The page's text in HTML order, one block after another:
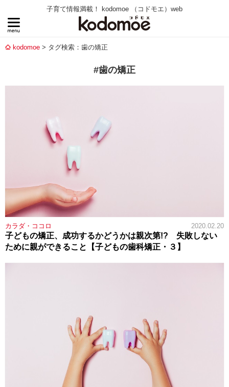
子育て情報満載！ kodomoe （コドモエ）web
kodomoe タグ検索：歯の矯正
#歯の矯正
カラダ・ココロ 2020.02.20
子どもの矯正、成功するかどうかは親次第!? 失敗しない
ために親ができること【子どもの歯科矯正・３】